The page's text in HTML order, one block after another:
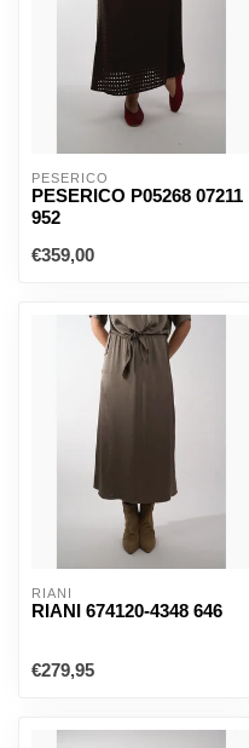
PESERICO
PESERICO P05268 07211
952
€359,00
RIANI
RIANI 674120-4348 646
€279,95